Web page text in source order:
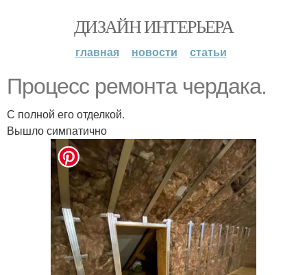
ДИЗАЙН ИНТЕРЬЕРА
главная новости статьи
Процесс ремонта чердака.
С полной его отделкой.
Вышло симпатично